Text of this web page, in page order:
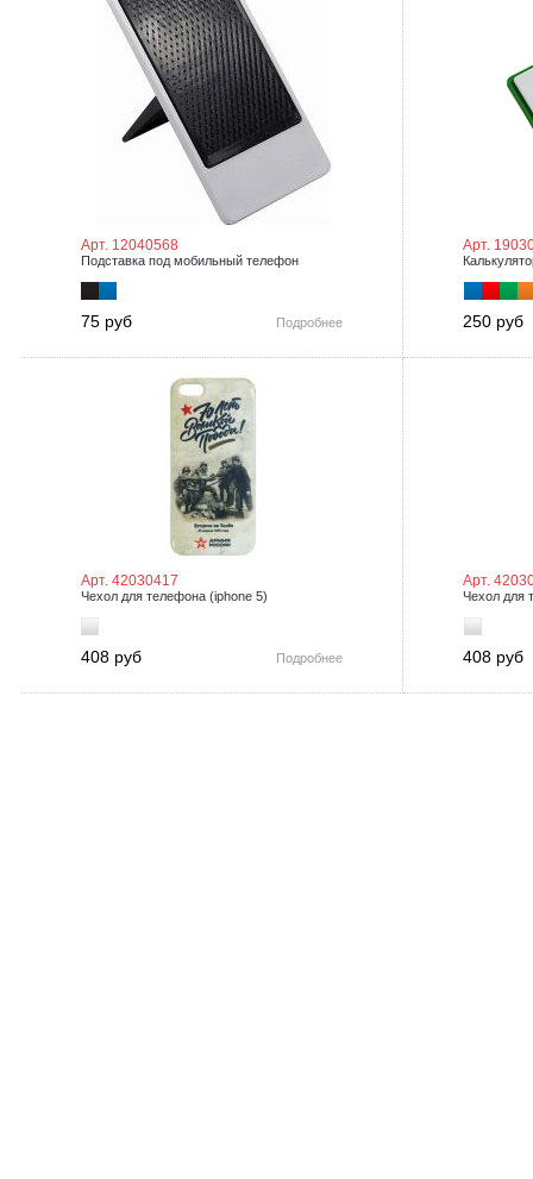
Арт. 12040568
Подставка под мобильный телефон
75 руб Подробнее
Арт.
250 руб
Арт. 42030417
Чехол для телефона (iphone 5)
408 руб Подробнее
Арт.
Чехол для
408 руб